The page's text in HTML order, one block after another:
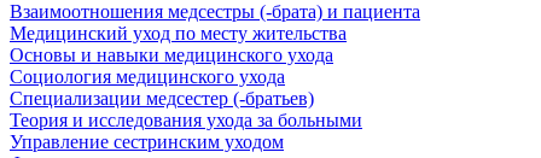
Взаимоотношения медсестры (-брата) и пациента
Медицинский уход по месту жительства
Основы и навыки медицинского ухода
Социология медицинского ухода
Специализации медсестер (-братьев)
Теория и исследования ухода за больными
Управление сестринским уходом